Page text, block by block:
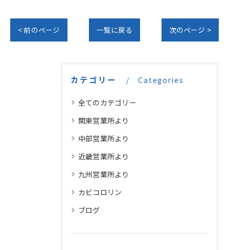
< 前のページ 一覧に戻る 次のページ >
カテゴリー Categories
全てのカテゴリー
関東営業所より
中部営業所より
近畿営業所より
九州営業所より
カビコロリン
ブログ